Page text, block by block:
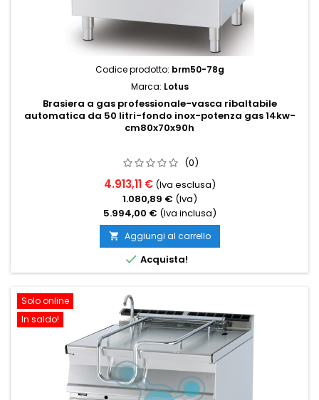
Codice prodotto: brm50-78g
Marca: Lotus
Brasiera a gas professionale-vasca ribaltabile
automatica da 50 litri-fondo inox-potenza gas 14kw-
cm80x70x90h
(0)
4.913,11 € (Iva esclusa)
1.080,89 € (Iva)
5.994,00 € (Iva inclusa)
 Aggiungi al carrello
 Acquista!
Solo online
In saldo!